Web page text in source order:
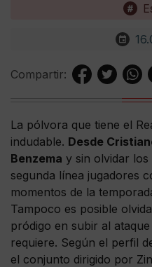
Compartir:
La pólvora que tiene el
indudable. Desde
Benzema y sin olvidar los
segunda línea jugadores
momentos de la
Tampoco es posible
pródigo en subir al
requiere. Según el perfil
el conjunto dirigido por